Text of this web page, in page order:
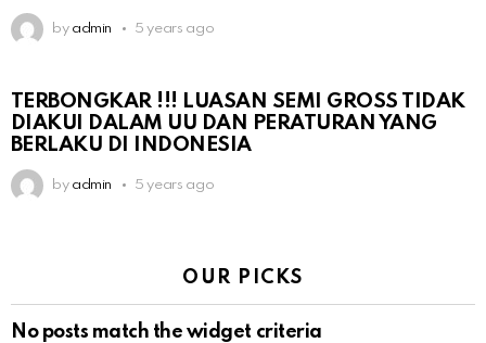
by admin 5 years ago
TERBONGKAR !!! LUASAN SEMI GROSS TIDAK
DIAKUI DALAM UU DAN PERATURAN YANG
BERLAKU DI INDONESIA
by admin 5 years ago
OUR PICKS
No posts match the widget criteria